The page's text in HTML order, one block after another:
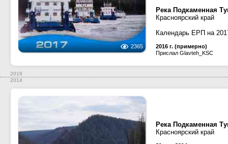
2365
Река Подкаменная
Красноярский край
Календарь ЕРП на
2016 г. (примерно)
Прислал Glavteh_KSC
2016
2014
Река Подкаменная
Красноярский край